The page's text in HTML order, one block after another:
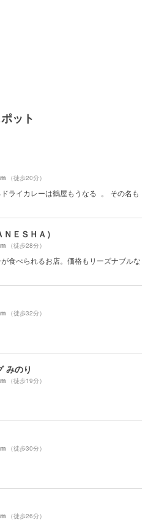
ット
（徒歩20分）
ライカレーは鶴屋もうなる 。 その名も
ＥＳＨＡ）
（徒歩28分）
食べられるお店。価格もリーズナブルな
（徒歩32分）
みのり
（徒歩19分）
（徒歩30分）
（徒歩26分）